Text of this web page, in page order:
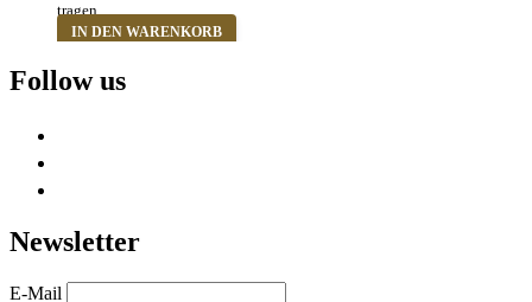
tragen.
IN DEN WARENKORB
Follow us
Newsletter
E-Mail